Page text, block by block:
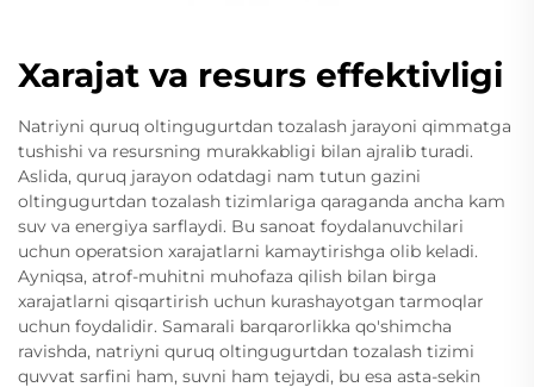
Xarajat va resurs effektivligi
Natriyni quruq oltingugurtdan tozalash jarayoni qimmatga
tushishi va resursning murakkabligi bilan ajralib turadi.
Aslida, quruq jarayon odatdagi nam tutun gazini
oltingugurtdan tozalash tizimlariga qaraganda ancha kam
suv va energiya sarflaydi. Bu sanoat foydalanuvchilari
uchun operatsion xarajatlarni kamaytirishga olib keladi.
Ayniqsa, atrof-muhitni muhofaza qilish bilan birga
xarajatlarni qisqartirish uchun kurashayotgan tarmoqlar
uchun foydalidir. Samarali barqarorlikka qo'shimcha
ravishda, natriyni quruq oltingugurtdan tozalash tizimi
quvvat sarfini ham, suvni ham tejaydi, bu esa asta-sekin